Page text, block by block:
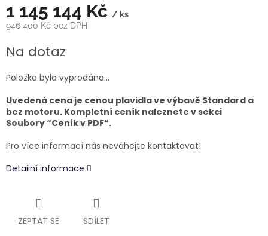
1 145 144 Kč / ks
946 400 Kč bez DPH
cena:
Na dotaz
Položka byla vyprodána…
Uvedená cena je cenou plavidla ve výbavě Standard a
bez motoru. Kompletní ceník naleznete v sekci
Soubory “Ceník v PDF“.
Pro více informací nás neváhejte kontaktovat!
Detailní informace
ZEPTAT SE SDÍLET